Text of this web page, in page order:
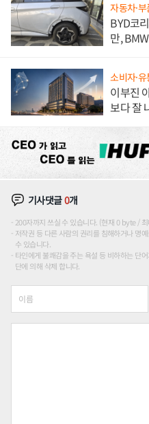
자동차·부
BYD코
만,
소비자·유
이부진
보다 잘
기사댓글0개
200자까지 쓰실 수 있습니다. (현재 0 byte /
저작권 등 다른 사람의 권리를 침해하거나 명
수 있습니다.
타인에게 불쾌감을 주는 욕설 등 비하하는 단
단에 의해 삭제 합니다.